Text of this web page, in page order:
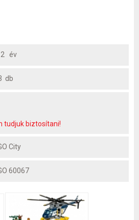
év
db
tudjuk biztosítani!
City
60067